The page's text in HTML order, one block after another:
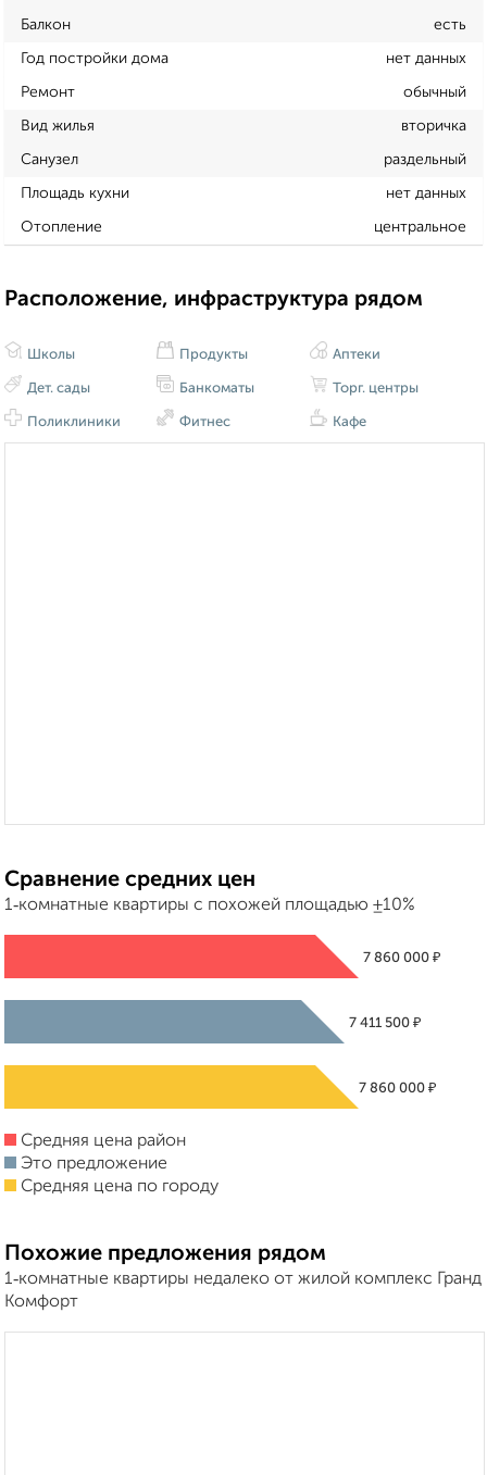
Балкон есть
Год постройки дома нет данных
Ремонт обычный
Вид жилья вторичка
Санузел раздельный
Площадь кухни нет данных
Отопление центральное
Расположение, инфраструктура рядом
Школы
Дет. сады
Поликлиники
Продукты
Банкоматы
Фитнес
Аптеки
Торг. центры
Кафе
Сравнение средних цен
1‑комнатные квартиры с похожей площадью ±10%
7 860 000 ₽
7 411 500 ₽
7 860 000 ₽
Средняя цена район
Это предложение
Средняя цена по городу
Похожие предложения рядом
1‑комнатные квартиры недалеко от жилой комплекс Гранд
Комфорт